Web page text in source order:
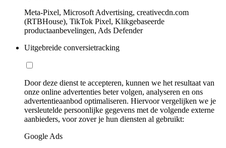
Meta-Pixel, Microsoft Advertising, creativecdn.com
(RTBHouse), TikTok Pixel, Klikgebaseerde
productaanbevelingen, Ads Defender
Uitgebreide conversietracking
Door deze dienst te accepteren, kunnen we het resultaat van
onze online advertenties beter volgen, analyseren en ons
advertentieaanbod optimaliseren. Hiervoor vergelijken we je
versleutelde persoonlijke gegevens met de volgende externe
aanbieders, voor zover je hun diensten al gebruikt:
Google Ads